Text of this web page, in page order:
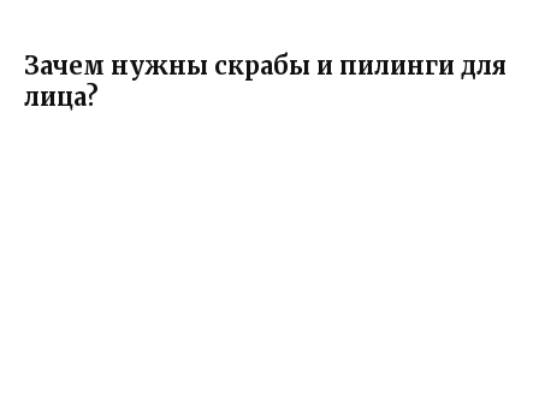
Зачем нужны скрабы и пилинги для
лица?